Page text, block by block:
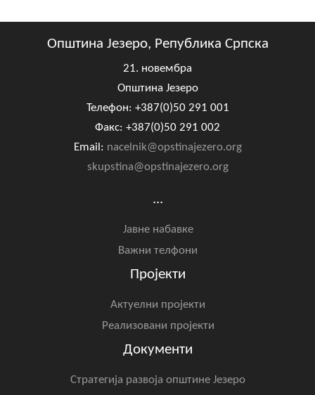
Општина Језеро, Република Српска
21. новембра
Општина Језеро
Телефон: +387(0)50 291 001
Факс: +387(0)50 291 002
Email: nacelnik@opstinajezero.org
skupstina@opstinajezero.org
...
Јавне набавке
Важни телфони
Пројекти
Актуелни пројекти
Реализовани пројекти
Документи
Стратегија развоја општине Језеро